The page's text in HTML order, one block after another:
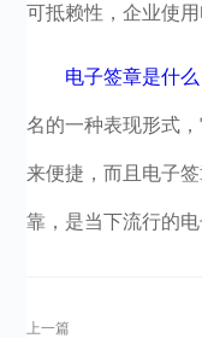
可抵赖性，企业使
电子签章是什么
名的一种表现形式
来便捷，而且电子
靠，是当下流行的电
上一篇